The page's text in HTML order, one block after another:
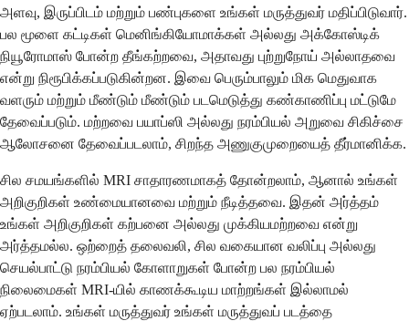
அளவு, இருப்பிடம் மற்றும் பண்புகளை உங்கள் மருத்துவர் மதிப்பிடுவார்.
பல மூளை கட்டிகள் மெனிங்கியோமாக்கள் அல்லது அக்கோஸ்டிக்
நியூரோமாஸ் போன்ற தீங்கற்றவை, அதாவது புற்றுநோய் அல்லாதவை
என்று நிரூபிக்கப்படுகின்றன. இவை பெரும்பாலும் மிக மெதுவாக
வளரும் மற்றும் மீண்டும் மீண்டும் படமெடுத்து கண்காணிப்பு மட்டுமே
தேவைப்படும். மற்றவை பயாப்ஸி அல்லது நரம்பியல் அறுவை சிகிச்சை
ஆலோசனை தேவைப்படலாம், சிறந்த அணுகுமுறையைத் தீர்மானிக்க.
சில சமயங்களில் MRI சாதாரணமாகத் தோன்றலாம், ஆனால் உங்கள்
அறிகுறிகள் உண்மையானவை மற்றும் நீடித்தவை. இதன் அர்த்தம்
உங்கள் அறிகுறிகள் கற்பனை அல்லது முக்கியமற்றவை என்று
அர்த்தமல்ல. ஒற்றைத் தலைவலி, சில வகையான வலிப்பு அல்லது
செயல்பாட்டு நரம்பியல் கோளாறுகள் போன்ற பல நரம்பியல்
நிலைமைகள் MRI-யில் காணக்கூடிய மாற்றங்கள் இல்லாமல்
ஏற்படலாம். உங்கள் மருத்துவர் உங்கள் மருத்துவப் படத்தை